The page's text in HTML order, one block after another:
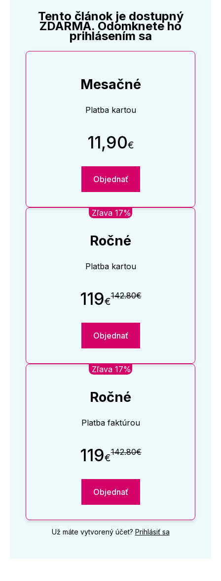
Tento článok je dostupný
ZDARMA. Odomknete ho
prihlásením sa
Mesačné
Platba kartou
11,90€
Objednať
Zľava 17%
Ročné
Platba kartou
119€142.80€
Objednať
Zľava 17%
Ročné
Platba faktúrou
119€142.80€
Objednať
Už máte vytvorený účet? Prihlásiť sa